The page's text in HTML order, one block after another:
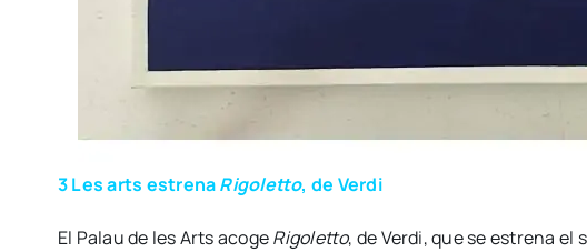
3 Les arts estre­naRigo­let­to, de Ver­di
El Palau de les Arts aco­geRigo­let­to, de Ver­di, que se estre­na el